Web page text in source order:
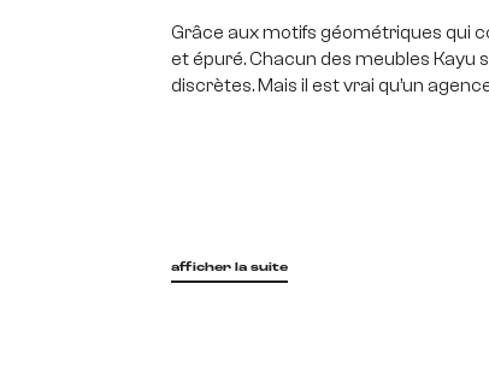
Grâce aux motifs géométriques qui
et épuré. Chacun des meubles
discrètes. Mais il est vrai qu’un
afficher la suite